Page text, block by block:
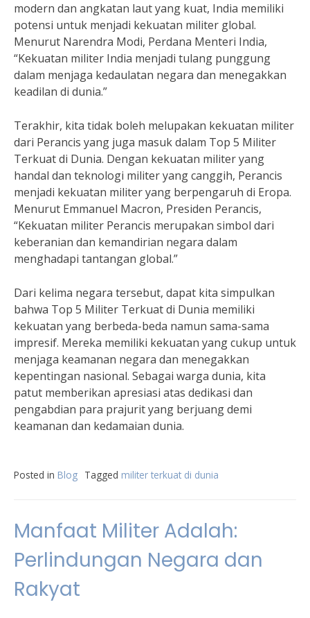
modern dan angkatan laut yang kuat, India memiliki
potensi untuk menjadi kekuatan militer global.
Menurut Narendra Modi, Perdana Menteri India,
“Kekuatan militer India menjadi tulang punggung
dalam menjaga kedaulatan negara dan menegakkan
keadilan di dunia.”
Terakhir, kita tidak boleh melupakan kekuatan militer
dari Perancis yang juga masuk dalam Top 5 Militer
Terkuat di Dunia. Dengan kekuatan militer yang
handal dan teknologi militer yang canggih, Perancis
menjadi kekuatan militer yang berpengaruh di Eropa.
Menurut Emmanuel Macron, Presiden Perancis,
“Kekuatan militer Perancis merupakan simbol dari
keberanian dan kemandirian negara dalam
menghadapi tantangan global.”
Dari kelima negara tersebut, dapat kita simpulkan
bahwa Top 5 Militer Terkuat di Dunia memiliki
kekuatan yang berbeda-beda namun sama-sama
impresif. Mereka memiliki kekuatan yang cukup untuk
menjaga keamanan negara dan menegakkan
kepentingan nasional. Sebagai warga dunia, kita
patut memberikan apresiasi atas dedikasi dan
pengabdian para prajurit yang berjuang demi
keamanan dan kedamaian dunia.
Posted in Blog Tagged militer terkuat di dunia
Manfaat Militer Adalah:
Perlindungan Negara dan
Rakyat